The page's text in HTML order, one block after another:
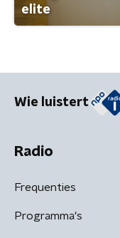
elite
Wie luistert
Radio
Frequenties
Programma's